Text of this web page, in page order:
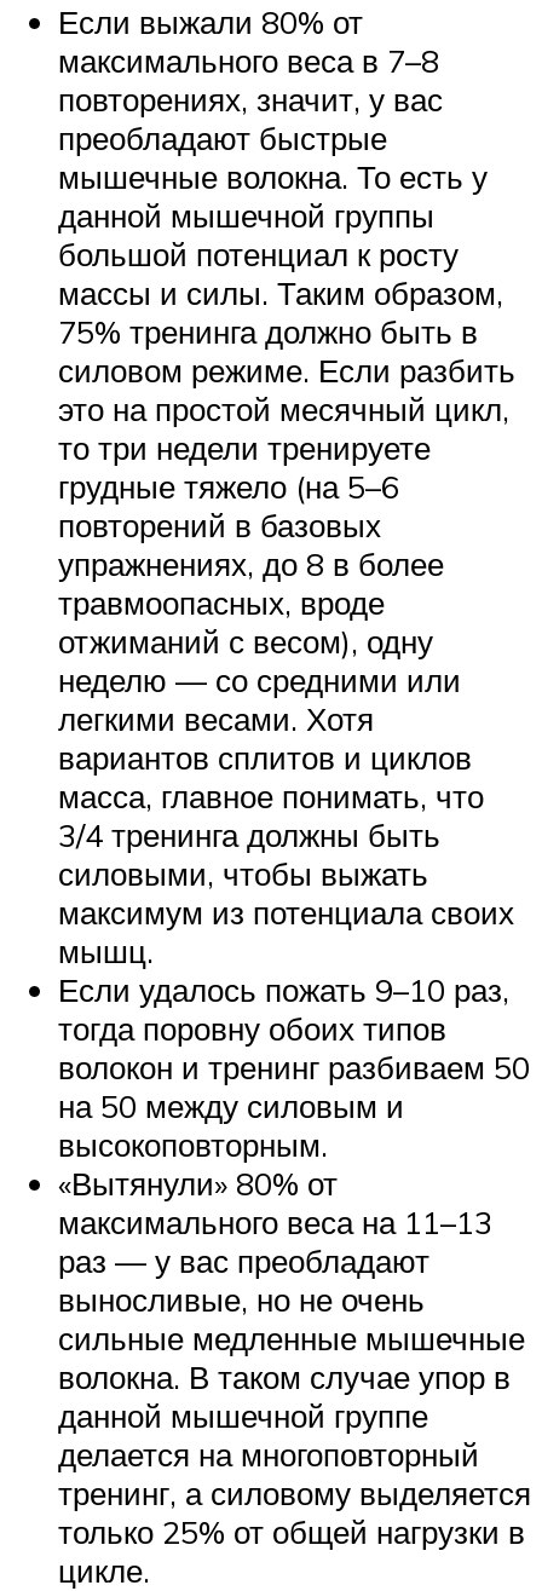
Если выжали 80% от
максимального веса в 7–8
повторениях, значит, у вас
преобладают быстрые
мышечные волокна. То есть у
данной мышечной группы
большой потенциал к росту
массы и силы. Таким образом,
75% тренинга должно быть в
силовом режиме. Если разбить
это на простой месячный цикл,
то три недели тренируете
грудные тяжело (на 5–6
повторений в базовых
упражнениях, до 8 в более
травмоопасных, вроде
отжиманий с весом), одну
неделю — со средними или
легкими весами. Хотя
вариантов сплитов и циклов
масса, главное понимать, что
3/4 тренинга должны быть
силовыми, чтобы выжать
максимум из потенциала своих
мышц.
Если удалось пожать 9–10 раз,
тогда поровну обоих типов
волокон и тренинг разбиваем 50
на 50 между силовым и
высокоповторным.
«Вытянули» 80% от
максимального веса на 11–13
раз — у вас преобладают
выносливые, но не очень
сильные медленные мышечные
волокна. В таком случае упор в
данной мышечной группе
делается на многоповторный
тренинг, а силовому выделяется
только 25% от общей нагрузки в
цикле.